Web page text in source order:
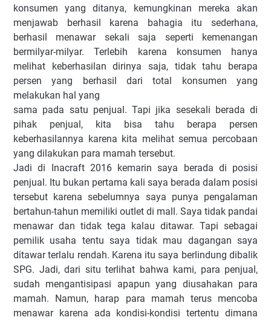
konsumen yang ditanya, kemungkinan mereka akan
menjawab berhasil karena bahagia itu sederhana,
berhasil menawar sekali saja seperti kemenangan
bermilyar-milyar. Terlebih karena konsumen hanya
melihat keberhasilan dirinya saja, tidak tahu berapa
persen yang berhasil dari total konsumen yang
melakukan hal yang
sama pada satu penjual. Tapi jika sesekali berada di
pihak penjual, kita bisa tahu berapa persen
keberhasilannya karena kita melihat semua percobaan
yang dilakukan para mamah tersebut.
Jadi di Inacraft 2016 kemarin saya berada di posisi
penjual. Itu bukan pertama kali saya berada dalam posisi
tersebut karena sebelumnya saya punya pengalaman
bertahun-tahun memiliki outlet di mall. Saya tidak pandai
menawar dan tidak tega kalau ditawar. Tapi sebagai
pemilik usaha tentu saya tidak mau dagangan saya
ditawar terlalu rendah. Karena itu saya berlindung dibalik
SPG. Jadi, dari situ terlihat bahwa kami, para penjual,
sudah mengantisipasi apapun yang diusahakan para
mamah. Namun, harap para mamah terus mencoba
menawar karena ada kondisi-kondisi tertentu dimana